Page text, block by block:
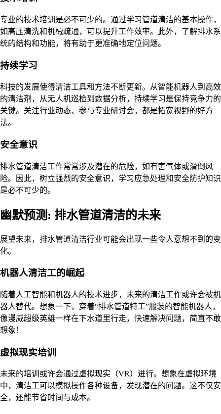
专业的技术培训是必不可少的。通过学习管道清洁的基本操作，
如高压清洗和机械疏通，可以提升工作效率。此外，了解排水系
统的结构和功能，将有助于更准确地定位问题。
持续学习
科技的发展使得清洁工具和方法不断更新。从智能机器人到高效
的清洁剂，从无人机巡检到数据分析，持续学习是保持竞争力的
关键。关注行业动态、参与专业研讨会，都是拓宽视野的好方
法。
安全意识
排水管道清洁工作常常涉及潜在的危险，如有害气体或滑倒风
险。因此，树立强烈的安全意识，学习应急处理和安全防护知识
是必不可少的。
幽默预测: 排水管道清洁的未来
展望未来，排水管道清洁行业可能会出现一些令人意想不到的变
化。
机器人清洁工的崛起
随着人工智能和机器人的技术进步，未来的清洁工作或许会被机
器人替代。想象一下，穿着“排水管道特工”服装的智能机器人，
像漫威超级英雄一样在下水道里行走，快速解决问题，简直不敢
想象！
虚拟现实培训
未来的培训或许会通过虚拟现实（VR）进行。想象在虚拟环境
中，清洁工可以模拟操作各种设备，发现潜在的问题。这不仅安
全，还能节省时间与成本。